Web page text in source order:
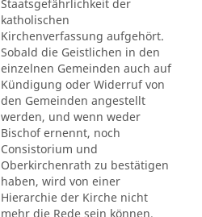
Staatsgefährlichkeit der
katholischen
Kirchenverfassung aufgehört.
Sobald die Geistlichen in den
einzelnen Gemeinden auch auf
Kündigung oder Widerruf von
den Gemeinden angestellt
werden, und wenn weder
Bischof ernennt, noch
Consistorium und
Oberkirchenrath zu bestätigen
haben, wird von einer
Hierarchie der Kirche nicht
mehr die Rede sein können.